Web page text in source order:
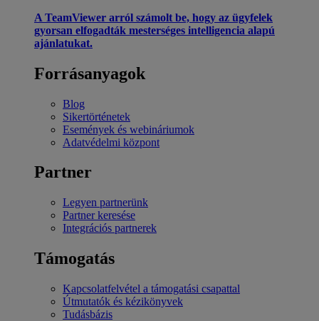
A TeamViewer arról számolt be, hogy az ügyfelek
gyorsan elfogadták mesterséges intelligencia alapú
ajánlatukat.
Forrásanyagok
Blog
Sikertörténetek
Események és webináriumok
Adatvédelmi központ
Partner
Legyen partnerünk
Partner keresése
Integrációs partnerek
Támogatás
Kapcsolatfelvétel a támogatási csapattal
Útmutatók és kézikönyvek
Tudásbázis